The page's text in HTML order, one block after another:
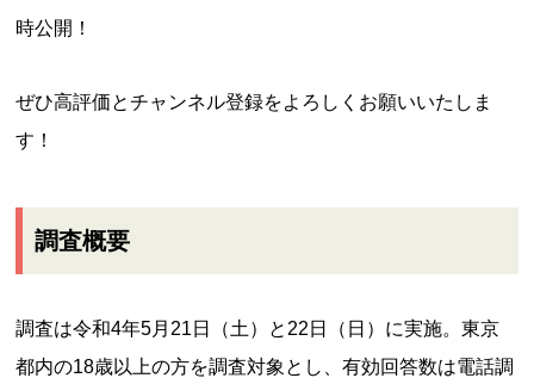
時公開！
ぜひ高評価とチャンネル登録をよろしくお願いいたしま
す！
調査概要
調査は令和4年5月21日（土）と22日（日）に実施。東京
都内の18歳以上の方を調査対象とし、有効回答数は電話調